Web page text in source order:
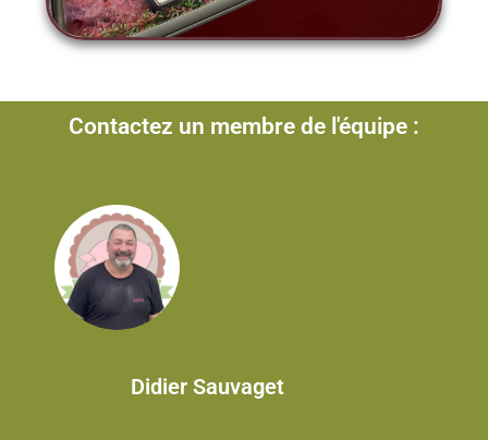
Contactez un membre de l'équipe :
Didier Sauvaget